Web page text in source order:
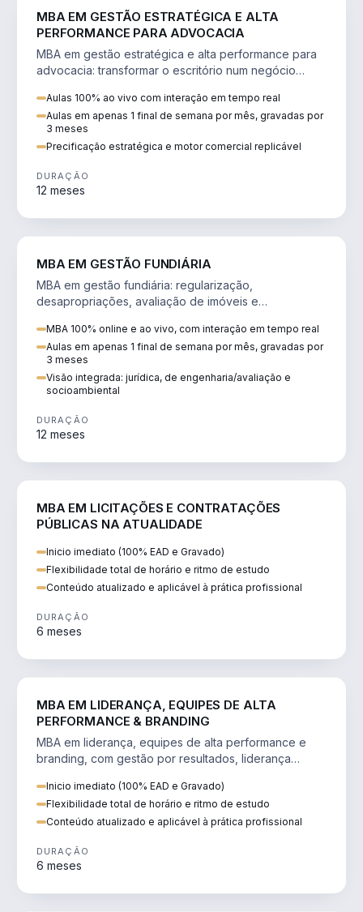
MBA EM GESTÃO ESTRATÉGICA E ALTA
PERFORMANCE PARA ADVOCACIA
MBA em gestão estratégica e alta performance para
advocacia: transformar o escritório num negócio
Aulas 100% ao vivo com interação em tempo real
Aulas em apenas 1 final de semana por mês, gravadas por
3 meses
Precificação estratégica e motor comercial replicável
DURAÇÃO
12 meses
MBA EM GESTÃO FUNDIÁRIA
MBA em gestão fundiária: regularização,
desapropriações, avaliação de imóveis e
MBA 100% online e ao vivo, com interação em tempo real
Aulas em apenas 1 final de semana por mês, gravadas por
3 meses
Visão integrada: jurídica, de engenharia/avaliação e
socioambiental
DURAÇÃO
12 meses
MBA EM LICITAÇÕES E CONTRATAÇÕES
PÚBLICAS NA ATUALIDADE
Inicio imediato (100% EAD e Gravado)
Flexibilidade total de horário e ritmo de estudo
Conteúdo atualizado e aplicável à prática profissional
DURAÇÃO
6 meses
MBA EM LIDERANÇA, EQUIPES DE ALTA
PERFORMANCE & BRANDING
MBA em liderança, equipes de alta performance e
branding, com gestão por resultados, liderança
Inicio imediato (100% EAD e Gravado)
Flexibilidade total de horário e ritmo de estudo
Conteúdo atualizado e aplicável à prática profissional
DURAÇÃO
6 meses